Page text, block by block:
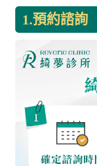
1.預約諮詢